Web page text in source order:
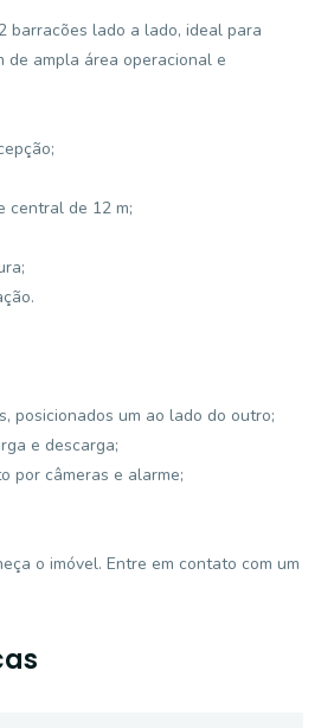
barracões lado a lado, ideal para
de ampla área operacional e
central de 12 m;
posicionados um ao lado do outro;
e descarga;
por câmeras e alarme;
o imóvel. Entre em contato com um